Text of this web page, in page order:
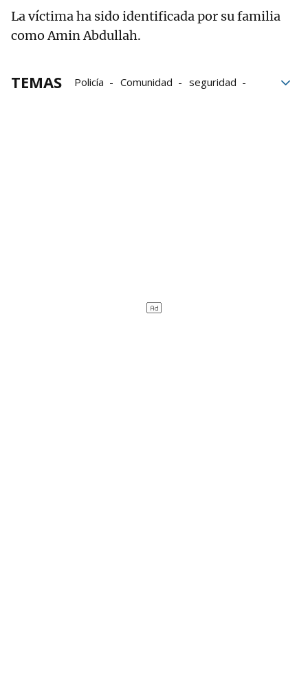
La víctima ha sido identificada por su familia
como Amin Abdullah.
TEMAS Policía Comunidad
seguridad